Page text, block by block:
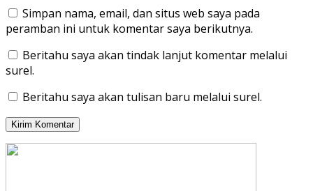
Simpan nama, email, dan situs web saya pada
peramban ini untuk komentar saya berikutnya.
Beritahu saya akan tindak lanjut komentar melalui
surel.
Beritahu saya akan tulisan baru melalui surel.